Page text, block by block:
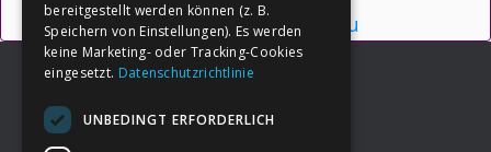
Herunterladen
Vorschau
→Deine Spende
bereitgestellt werden können (z. B.
Speichern von Einstellungen). Es werden
keine Marketing- oder Tracking-Cookies
eingesetzt. Datenschutzrichtlinie
UNBEDINGT ERFORDERLICH